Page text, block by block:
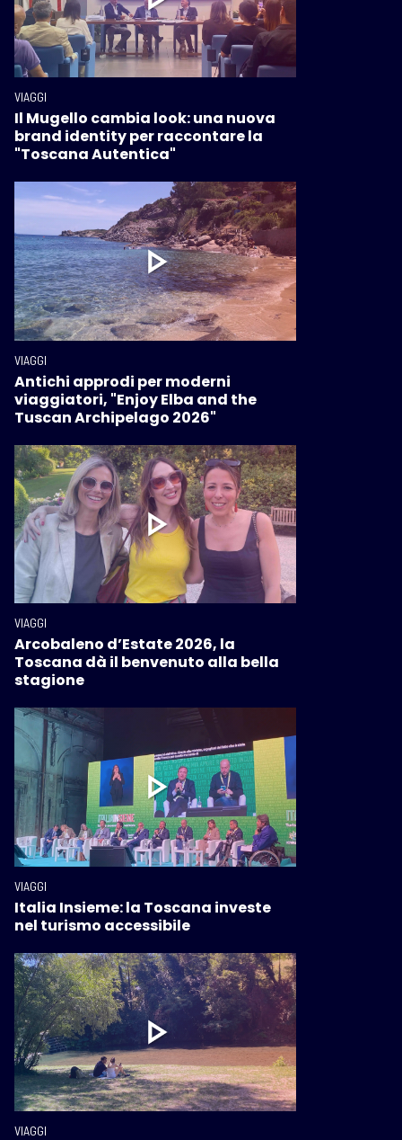
VIAGGI
Il Mugello cambia look: una nuova
brand identity per raccontare la
"Toscana Autentica"
VIAGGI
Antichi approdi per moderni
viaggiatori, "Enjoy Elba and the
Tuscan Archipelago 2026"
VIAGGI
Arcobaleno d’Estate 2026, la
Toscana dà il benvenuto alla bella
stagione
VIAGGI
Italia Insieme: la Toscana investe
nel turismo accessibile
VIAGGI